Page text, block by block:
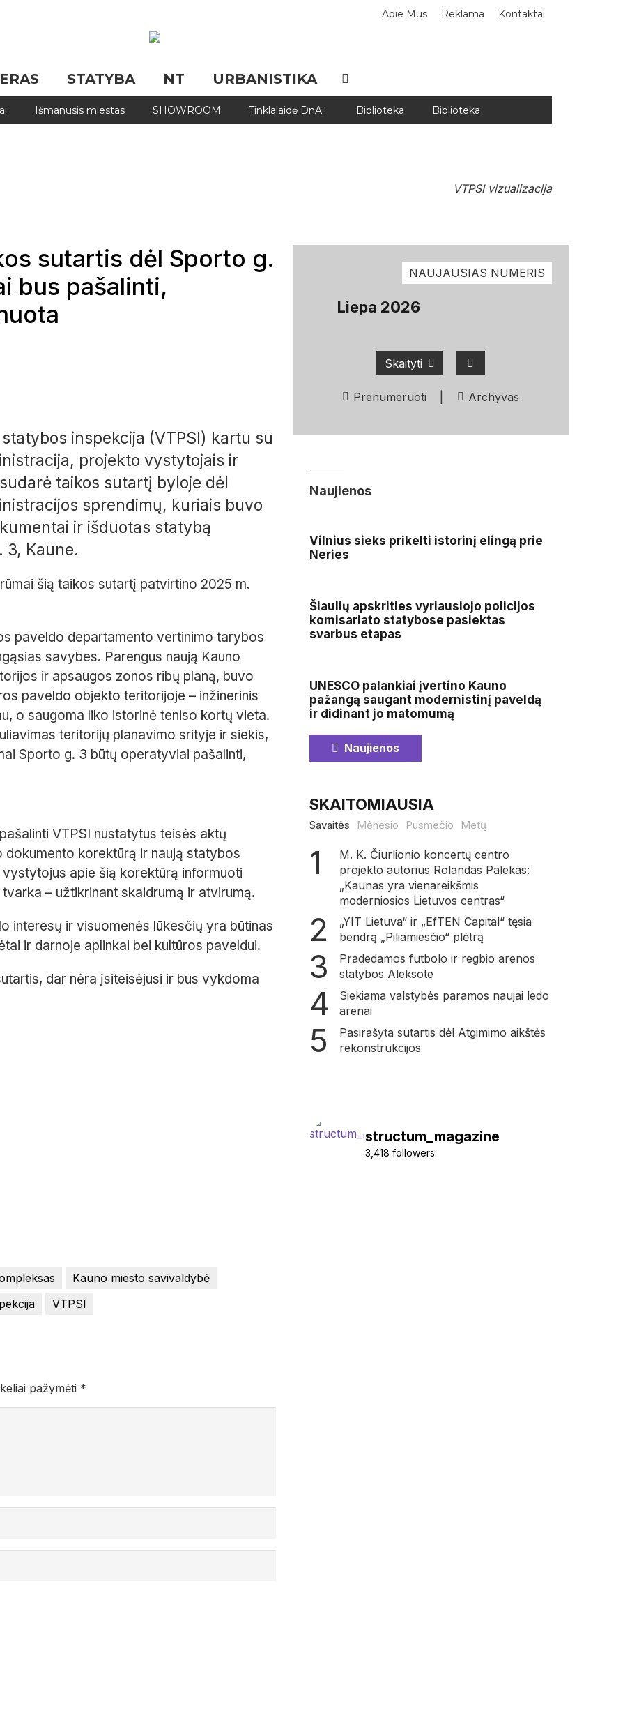
Apie Mus Reklama Kontaktai
STATYBA NT URBANISTIKA
Išmanusis miestas SHOWROOM Tinklalaidė DnA+ Biblioteka Biblioteka
VTPSI vizualizacija
sutartis dėl Sporto g.
bus pašalinti,
inspekcija (VTPSI) kartu su
projekto vystytojais ir
taikos sutartį byloje dėl
sprendimų, kuriais buvo
ir išduotas statybą
3, Kaune.
šią taikos sutartį patvirtino 2025 m.
paveldo departamento vertinimo tarybos
savybes. Parengus naują Kauno
ir apsaugos zonos ribų planą, buvo
paveldo objekto teritorijoje – inžinerinis
o saugoma liko istorinė teniso kortų vieta.
teritorijų planavimo srityje ir siekis,
Sporto g. 3 būtų operatyviai pašalinti,
VTPSI nustatytus teisės aktų
korektūrą ir naują statybos
apie šią korektūrą informuoti
– užtikrinant skaidrumą ir atvirumą.
interesų ir visuomenės lūkesčių yra būtinas
ir darnoje aplinkai bei kultūros paveldui.
dar nėra įsiteisėjusi ir bus vykdoma
Kauno miesto savivaldybė
VTPSI
pažymėti *
NAUJAUSIAS NUMERIS
Liepa 2026
Skaityti
Prenumeruoti Archyvas
Naujienos
Vilnius sieks prikelti istorinį elingą prie
Neries
Šiaulių apskrities vyriausiojo policijos
komisariato statybose pasiektas
svarbus etapas
UNESCO palankiai įvertino Kauno
pažangą saugant modernistinį paveldą
ir didinant jo matomumą
Naujienos
SKAITOMIAUSIA
Savaitės Mėnesio Pusmečio Metų
M. K. Čiurlionio koncertų centro
projekto autorius Rolandas Palekas:
„Kaunas yra vienareikšmis
moderniosios Lietuvos centras“
„YIT Lietuva“ ir „EfTEN Capital“ tęsia
bendrą „Piliamiesčio“ plėtrą
Pradedamos futbolo ir regbio arenos
statybos Aleksote
Siekiama valstybės paramos naujai ledo
arenai
Pasirašyta sutartis dėl Atgimimo aikštės
rekonstrukcijos
structum_magazine
3,418 followers